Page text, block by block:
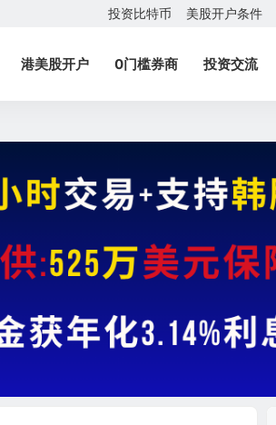
投资比特币 美股开户条件
港美股开户 0门槛券商 投资交流